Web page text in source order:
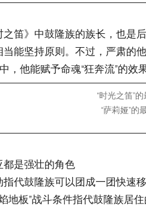
之笛》中鼓隆族的族长，也是
能坚持原则。不过，严肃的
，他能赋予命魂“狂奔流”的
“时光之笛”
“萨莉娅”的
都是强壮的角色
指代鼓隆族可以团成一团快速
地板”战斗条件指代鼓隆族居